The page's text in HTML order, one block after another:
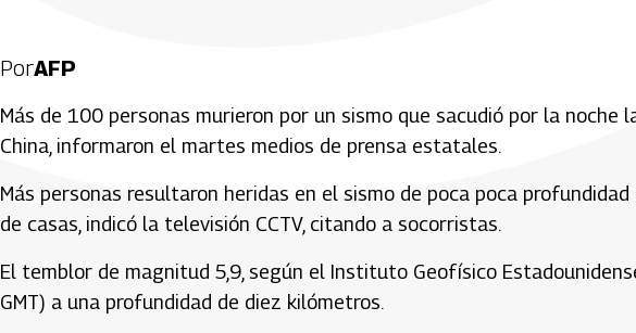
PorAFP
Más de 100 personas murieron por un sismo que sacudió por la noche
China, informaron el martes medios de prensa estatales.
Más personas resultaron heridas en el sismo de poca poca
de casas, indicó la televisión CCTV, citando a socorristas.
El temblor de magnitud 5,9, según el Instituto Geofísico
GMT) a una profundidad de diez kilómetros.